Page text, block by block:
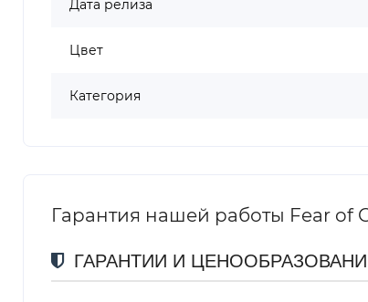
Дата релиза
Цвет
Категория
Гарантия нашей работы Fear of
ГАРАНТИИ И